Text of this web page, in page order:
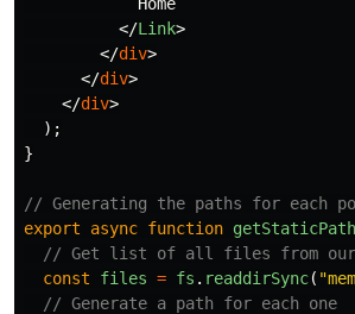
</Link>
</div>
</div>
</div>
);
}
// Generating the paths for each
export
async function
// Get list of all files from our
const
files = fs . readdirSync( "
// Generate a path for each one